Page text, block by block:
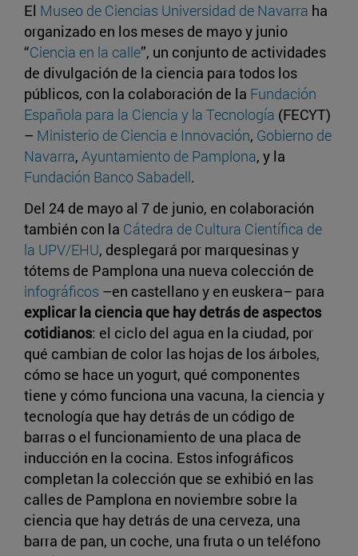
El Museo de Ciencias Universidad de Navarra ha
organizado en los meses de mayo y junio
“Ciencia en la calle”, un conjunto de actividades
de divulgación de la ciencia para todos los
públicos, con la colaboración de la Fundación
Española para la Ciencia y la Tecnología (FECYT)
– Ministerio de Ciencia e Innovación, Gobierno de
Navarra, Ayuntamiento de Pamplona, y la
Fundación Banco Sabadell.
Del 24 de mayo al 7 de junio, en colaboración
también con la Cátedra de Cultura Científica de
la UPV/EHU, desplegará por marquesinas y
tótems de Pamplona una nueva colección de
infográficos –en castellano y en euskera– para
explicar la ciencia que hay detrás de aspectos
cotidianos: el ciclo del agua en la ciudad, por
qué cambian de color las hojas de los árboles,
cómo se hace un yogurt, qué componentes
tiene y cómo funciona una vacuna, la ciencia y
tecnología que hay detrás de un código de
barras o el funcionamiento de una placa de
inducción en la cocina. Estos infográficos
completan la colección que se exhibió en las
calles de Pamplona en noviembre sobre la
ciencia que hay detrás de una cerveza, una
barra de pan, un coche, una fruta o un teléfono